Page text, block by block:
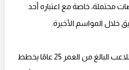
محتملة، خاصة مع اعتباره أحد
خلال المواسم الأخيرة.
كما أشارت تقارير إلى أن اللاعب البالغ من العمر 25 عامًا يخطط